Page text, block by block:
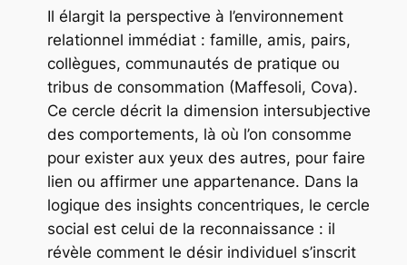
Il élargit la perspective à l’environnement
relationnel immédiat : famille, amis, pairs,
collègues, communautés de pratique ou
tribus de consommation (Maffesoli, Cova).
Ce cercle décrit la dimension intersubjective
des comportements, là où l’on consomme
pour exister aux yeux des autres, pour faire
lien ou affirmer une appartenance. Dans la
logique des insights concentriques, le cercle
social est celui de la reconnaissance : il
révèle comment le désir individuel s’inscrit